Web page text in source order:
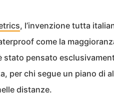
, l’invenzione tutta
come la
stato pensato
per chi segue un piano di
distanze.